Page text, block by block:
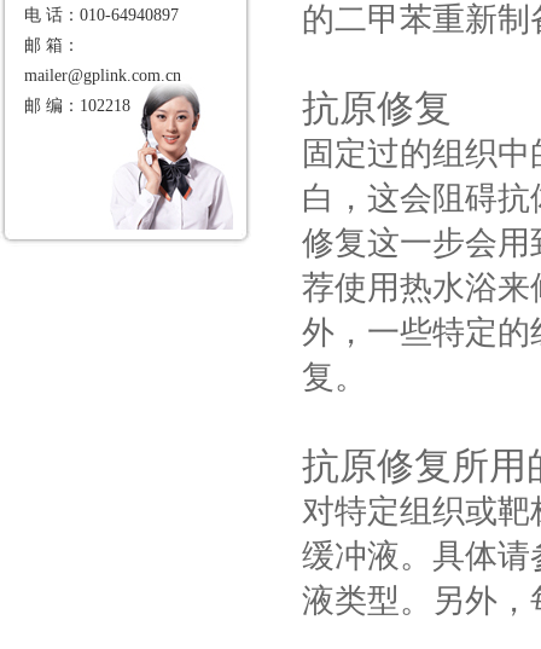
电 话：010-64940897
邮 箱：
mailer@gplink.com.cn
邮 编：102218
的二甲苯重新制
抗原修复
固定过的组织
白，这会阻碍
修复这一步会
荐使用热水浴
外，一些特定
复。
抗原修复所用
对特定组织或
缓冲液。具体
液类型。另外